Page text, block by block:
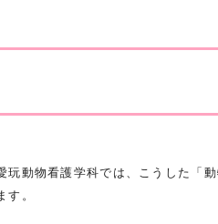
玩動物看護学科では、こうした「
。